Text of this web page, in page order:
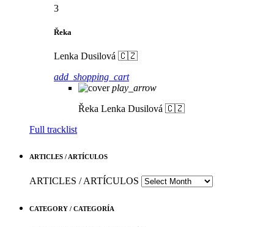
3
Řeka
Lenka Dusilová 🇨🇿
add_shopping_cart
play_arrow
Řeka Lenka Dusilová 🇨🇿
Full tracklist
ARTICLES / ARTÍCULOS
ARTICLES / ARTÍCULOS
CATEGORY / CATEGORÍA